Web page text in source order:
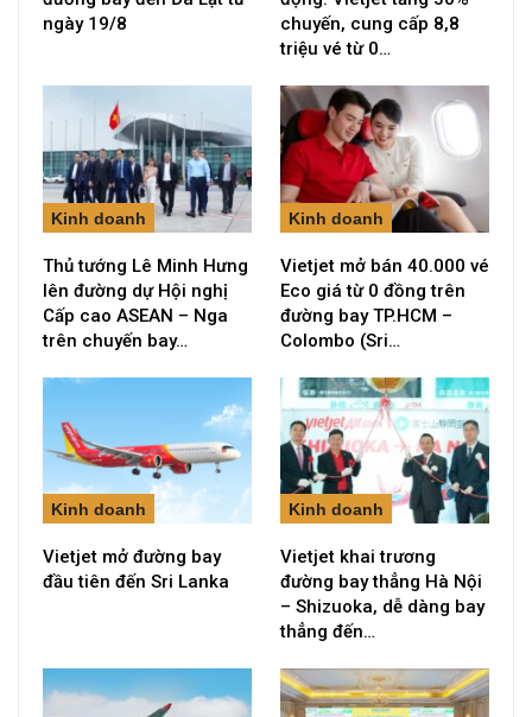
ngày 19/8
chuyến, cung cấp 8,8
triệu vé từ 0…
Kinh doanh
Thủ tướng Lê Minh Hưng
lên đường dự Hội nghị
Cấp cao ASEAN – Nga
trên chuyến bay…
Kinh doanh
Vietjet mở bán 40.000 vé
Eco giá từ 0 đồng trên
đường bay TP.HCM –
Colombo (Sri…
Kinh doanh
Vietjet mở đường bay
đầu tiên đến Sri Lanka
Kinh doanh
Vietjet khai trương
đường bay thẳng Hà Nội
– Shizuoka, dễ dàng bay
thẳng đến…